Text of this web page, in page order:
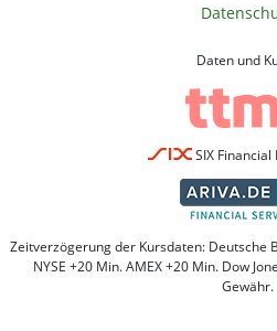
Daten und
SIX
Zeitverzögerung der Kursdaten: Deutsche
NYSE +20 Min. AMEX +20 Min. Dow
Gewähr.